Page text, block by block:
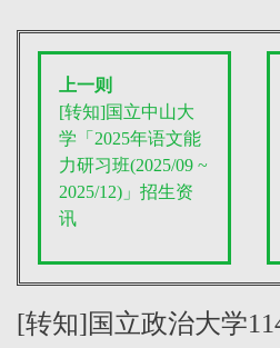
上一则
[转知]国立中山大
学「2025年语文能
力研习班(2025/09 ~
2025/12)」招生资
讯
[转知]国立政治大学